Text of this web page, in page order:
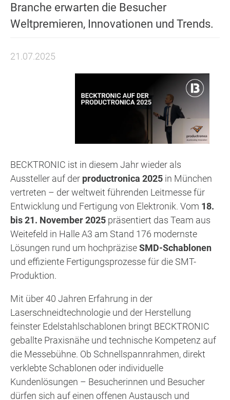
Branche erwarten die Besucher
Weltpremieren, Innovationen und Trends.
21.07.2025
BECKTRONIC ist in diesem Jahr wieder als
Aussteller auf der productronica 2025 in München
vertreten – der weltweit führenden Leitmesse für
Entwicklung und Fertigung von Elektronik. Vom 18.
bis 21. November 2025 präsentiert das Team aus
Weitefeld in Halle A3 am Stand 176 modernste
Lösungen rund um hochpräziseSMD-Schablonen
und effiziente Fertigungsprozesse für die SMT-
Produktion.
Mit über 40 Jahren Erfahrung in der
Laserschneidtechnologie und der Herstellung
feinster Edelstahlschablonen bringt BECKTRONIC
geballte Praxisnähe und technische Kompetenz auf
die Messebühne. Ob Schnellspannrahmen, direkt
verklebte Schablonen oder individuelle
Kundenlösungen – Besucherinnen und Besucher
dürfen sich auf einen offenen Austausch und